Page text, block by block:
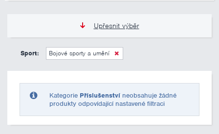
Upřesnit výběr
0 Kč
Sport: Bojové sporty a umění
Kategorie Příslušenství neobsahuje žádné
produkty odpovídající nastavené filtraci